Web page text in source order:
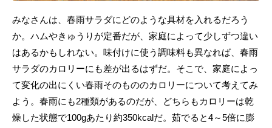
みなさんは、春雨サラダにどのような具材を入れるだろう
か。ハムやきゅうりが定番だが、家庭によって少しずつ違い
はあるかもしれない。味付けに使う調味料も異なれば、春雨
サラダのカロリーにも差が出るはずだ。そこで、家庭によっ
て変化の出にくい春雨そのもののカロリーについて考えてみ
よう。春雨にも2種類があるのだが、どちらもカロリーは乾
燥した状態で100gあたり約350kcalだ。茹でると4～5倍に膨